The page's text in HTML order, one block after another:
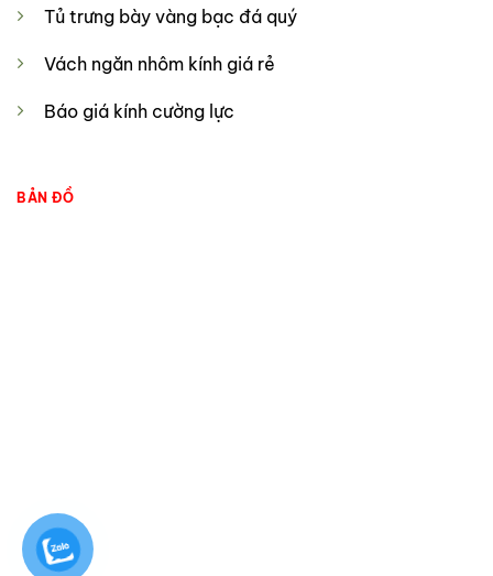
Tủ trưng bày vàng bạc đá quý
Vách ngăn nhôm kính giá rẻ
Báo giá kính cường lực
BẢN ĐỒ